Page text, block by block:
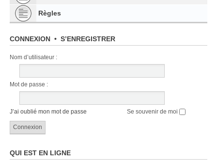
Règles
CONNEXION • S’ENREGISTRER
Nom d’utilisateur :
Mot de passe :
J’ai oublié mon mot de passe Se souvenir de moi
QUI EST EN LIGNE